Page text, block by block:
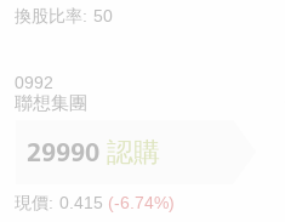
換股比率: 50
0992
聯想集團
29990 認購
現價: 0.415 (-6.74%)